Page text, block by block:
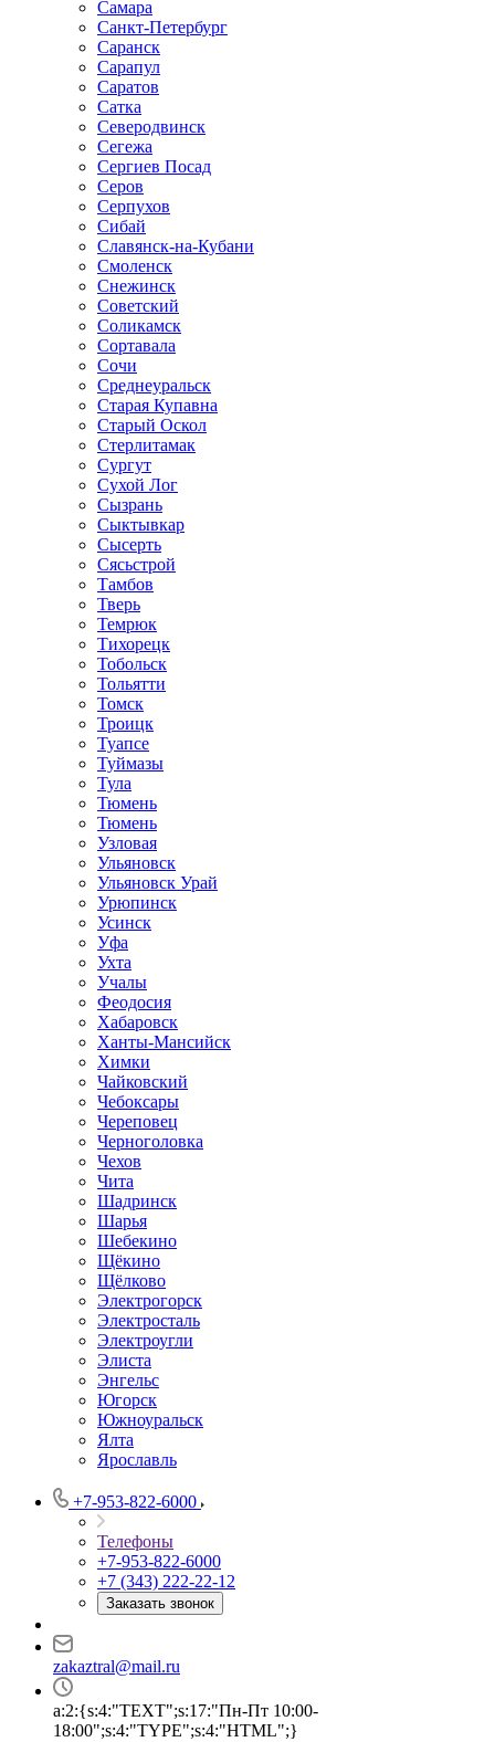
Самара
Санкт-Петербург
Саранск
Сарапул
Саратов
Сатка
Северодвинск
Сегежа
Сергиев Посад
Серов
Серпухов
Сибай
Славянск-на-Кубани
Смоленск
Снежинск
Советский
Соликамск
Сортавала
Сочи
Среднеуральск
Старая Купавна
Старый Оскол
Стерлитамак
Сургут
Сухой Лог
Сызрань
Сыктывкар
Сысерть
Сясьстрой
Тамбов
Тверь
Темрюк
Тихорецк
Тобольск
Тольятти
Томск
Троицк
Туапсе
Туймазы
Тула
Тюмень
Тюмень
Узловая
Ульяновск
Ульяновск Урай
Урюпинск
Усинск
Уфа
Ухта
Учалы
Феодосия
Хабаровск
Ханты-Мансийск
Химки
Чайковский
Чебоксары
Череповец
Черноголовка
Чехов
Чита
Шадринск
Шарья
Шебекино
Щёкино
Щёлково
Электрогорск
Электросталь
Электроугли
Элиста
Энгельс
Югорск
Южноуральск
Ялта
Ярославль
+7-953-822-6000
Телефоны
+7-953-822-6000
+7 (343) 222-22-12
Заказать звонок
zakaztral@mail.ru
a:2:{s:4:"TEXT";s:17:"Пн-Пт 10:00-
18:00";s:4:"TYPE";s:4:"HTML";}